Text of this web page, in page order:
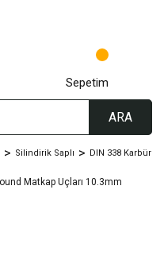
ARA
Sepetim
Silindirik Saplı DIN 338 Karbür -